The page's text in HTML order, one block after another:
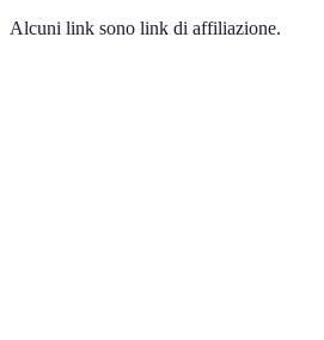
Alcuni link sono link di affiliazione.